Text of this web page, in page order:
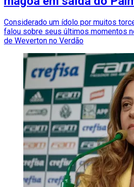
Considerado um ídolo por muitos
falou sobre seus últimos momentos
de Weverton no Verdão